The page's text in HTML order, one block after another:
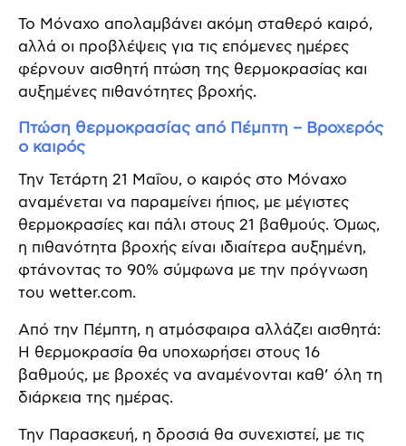
Το Μόναχο απολαμβάνει ακόμη σταθερό καιρό,
αλλά οι προβλέψεις για τις επόμενες ημέρες
φέρνουν αισθητή πτώση της θερμοκρασίας και
αυξημένες πιθανότητες βροχής.
Πτώση θερμοκρασίας από Πέμπτη – Βροχερός
ο καιρός
Την Τετάρτη 21 Μαΐου, ο καιρός στο Μόναχο
αναμένεται να παραμείνει ήπιος, με μέγιστες
θερμοκρασίες και πάλι στους 21 βαθμούς. Όμως,
η πιθανότητα βροχής είναι ιδιαίτερα αυξημένη,
φτάνοντας το 90% σύμφωνα με την πρόγνωση
του wetter.com.
Από την Πέμπτη, η ατμόσφαιρα αλλάζει αισθητά:
Η θερμοκρασία θα υποχωρήσει στους 16
βαθμούς, με βροχές να αναμένονται καθ’ όλη τη
διάρκεια της ημέρας.
Την Παρασκευή, η δροσιά θα συνεχιστεί, με τις